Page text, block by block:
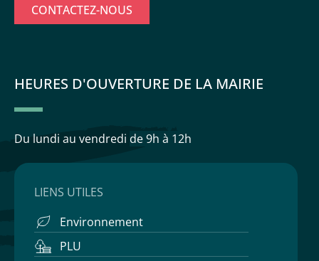
CONTACTEZ-NOUS
HEURES D'OUVERTURE DE LA MAIRIE
Du lundi au vendredi de 9h à 12h
LIENS UTILES
Environnement
PLU